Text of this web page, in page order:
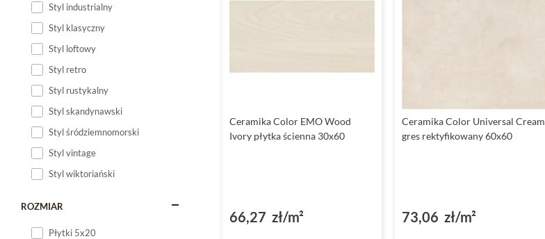
Styl industrialny
Styl klasyczny
Styl loftowy
Styl retro
Styl rustykalny
Styl skandynawski
Styl śródziemnomorski
Styl vintage
Styl wiktoriański
ROZMIAR
Płytki 5x20
Ceramika Color EMO Wood
Ivory płytka ścienna 30x60
66,27 zł/m²
Ceramika Color Universal Cream
gres rektyfikowany 60x60
73,06 zł/m²